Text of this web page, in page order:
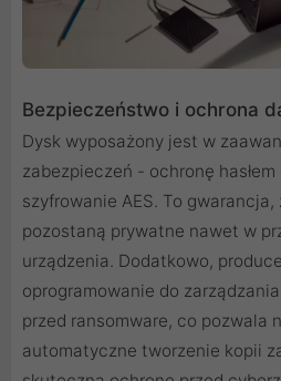
Bezpieczeństwo i ochrona
Dysk wyposażony jest w
zabezpieczeń - ochronę
szyfrowanie AES. To gwarancja,
pozostaną prywatne nawet w
urządzenia. Dodatkowo,
oprogramowanie do
przed ransomware, co pozwala
automatyczne tworzenie kopii